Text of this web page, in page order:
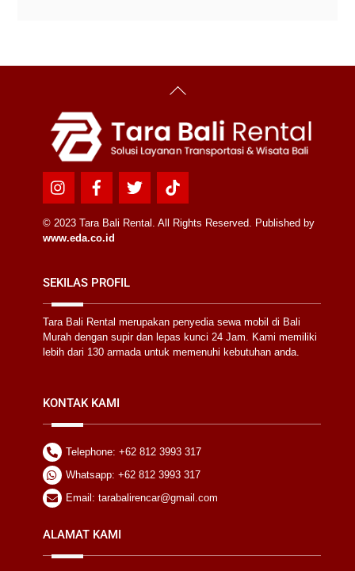
Back
Icon
label
Icon
label
Icon
label
Icon
label
© 2023 Tara Bali Rental. All Rights Reserved. Published by
www.eda.co.id
SEKILAS PROFIL
Tara Bali Rental merupakan penyedia sewa mobil di Bali
Murah dengan supir dan lepas kunci 24 Jam. Kami memiliki
lebih dari 130 armada untuk memenuhi kebutuhan anda.
KONTAK KAMI
Telephone: +62 812 3993 317
Whatsapp: +62 812 3993 317
Email: tarabalirencar@gmail.com
ALAMAT KAMI